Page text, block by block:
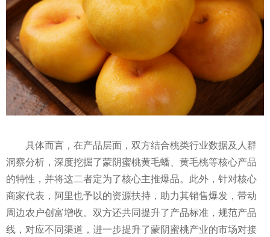
具体而言，在产品层面，双方结合桃类行业数据及人群
洞察分析，深度挖掘了蒙阴蜜桃黄毛蟠、黄毛桃等核心产品
的特性 ，并将这二者定为了核心主推爆品。此外，针对核心
商家代表，阿里也予以的资源扶持，助力其销售爆发，带动
周边农户创富增收。双方还共同提升了产品标准，规范产品
线，对应不同渠道，进一步提升了蒙阴蜜桃产业的市场对接